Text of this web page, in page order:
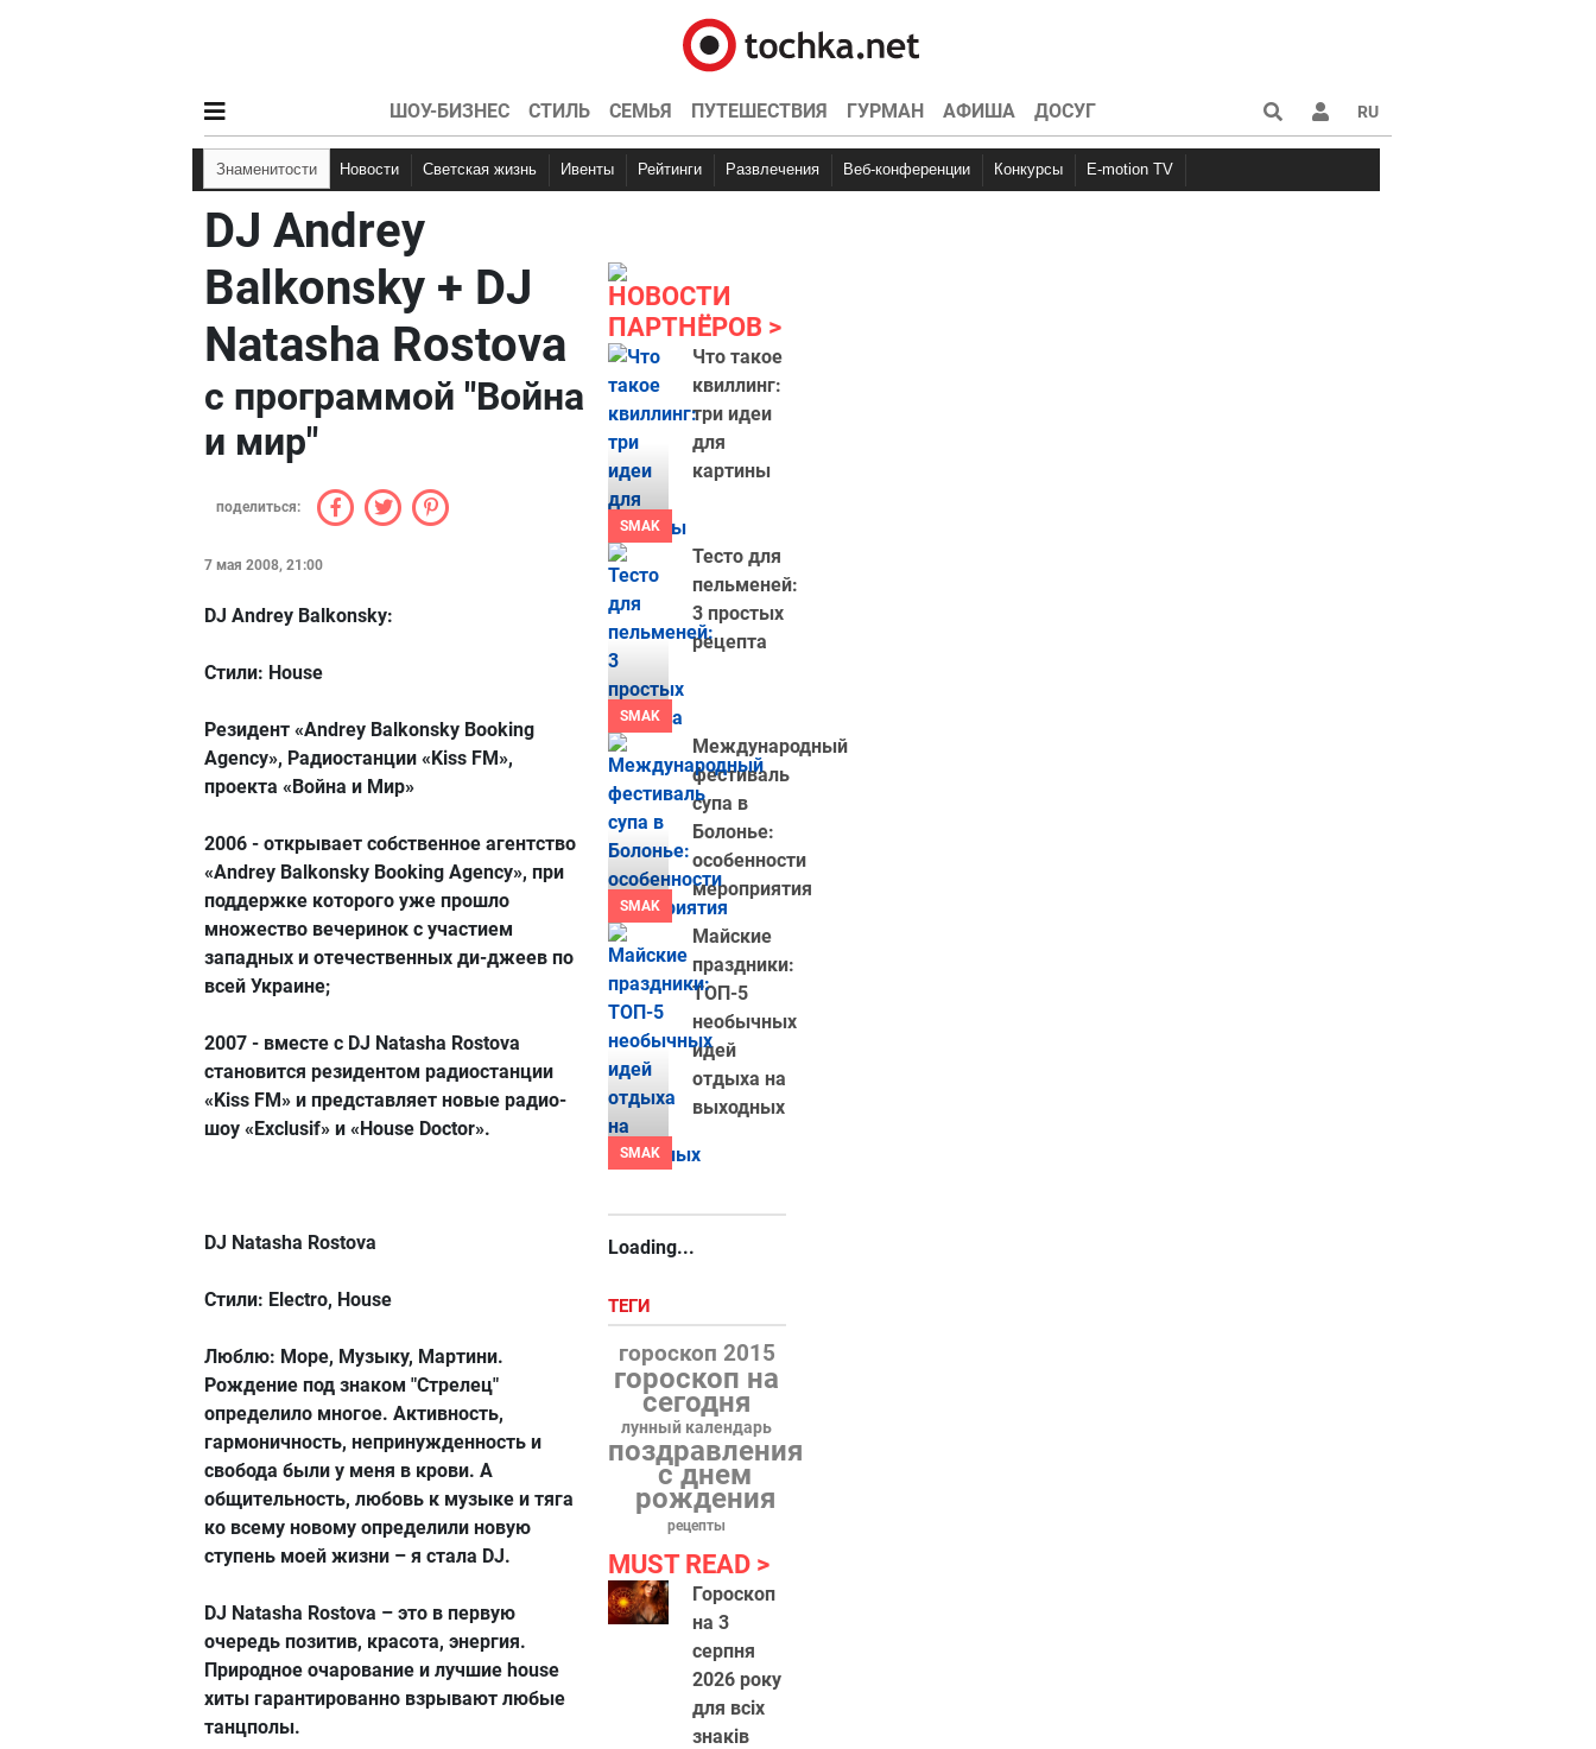
ШОУ-БИЗНЕС СТИЛЬ СЕМЬЯ ПУТЕШЕСТВИЯ ГУРМАН АФИША ДОСУГ RU
Знаменитости Новости Светская жизнь Ивенты Рейтинги Развлечения Веб-конференции Конкурсы E-motion TV
DJ Andrey
Balkonsky + DJ
Natasha Rostova
с программой "Война
и мир"
поделиться:
7 мая 2008, 21:00
DJ Andrey Balkonsky:
Стили: House
Резидент «Andrey Balkonsky Booking
Agency», Радиостанции «Kiss FM»,
проекта «Война и Мир»
2006 - открывает собственное агентство
«Andrey Balkonsky Booking Agency», при
поддержке которого уже прошло
множество вечеринок с участием
западных и отечественных ди-джеев по
всей Украине;
2007 - вместе с DJ Natasha Rostova
становится резидентом радиостанции
«Kiss FM» и представляет новые радио-
шоу «Exclusif» и «House Doctor».
DJ Natasha Rostova
Стили: Electro, House
Люблю: Море, Музыку, Мартини.
Рождение под знаком "Стрелец"
определило многое. Активность,
гармоничность, непринужденность и
свобода были у меня в крови. А
общительность, любовь к музыке и тяга
ко всему новому определили новую
ступень моей жизни – я стала DJ.
DJ Natasha Rostova – это в первую
очередь позитив, красота, энергия.
Природное очарование и лучшие house
хиты гарантированно взрывают любые
танцполы.
НОВОСТИ
ПАРТНЁРОВ
SMAK
Что такое
квиллинг:
три идеи
для
картины
SMAK
Тесто для
пельменей:
3 простых
рецепта
SMAK
Международный
фестиваль
супа в
Болонье:
особенности
мероприятия
SMAK
Майские
праздники:
ТОП-5
необычных
идей
отдыха на
выходных
Loading...
ТЕГИ
гороскоп 2015
гороскоп на
сегодня
лунный календарь
поздравления
с днем
рождения
рецепты
MUST READ
Гороскоп
на 3
серпня
2026 року
для всіх
знаків